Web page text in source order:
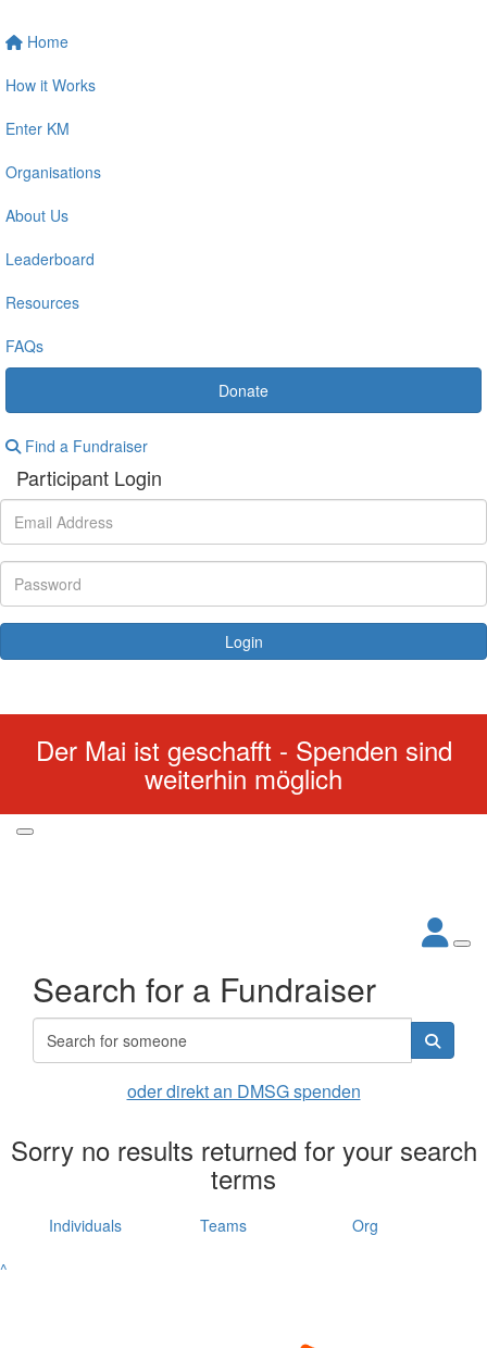
Home
How it Works
Enter KM
Organisations
About Us
Leaderboard
Resources
FAQs
Donate
Find a Fundraiser
Participant Login
Login
Der Mai ist geschafft - Spenden sind
weiterhin möglich
Search for a Fundraiser
oder direkt an DMSG spenden
Sorry no results returned for your search
terms
Individuals Teams
Org
^